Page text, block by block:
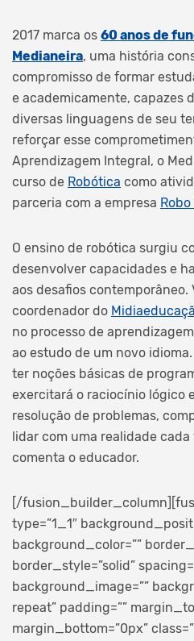
2017 marca os 60 anos de
Medianeira, uma história
compromisso de formar
e academicamente, capazes
diversas linguagens de seu
reforçar esse
Aprendizagem Integral, o
curso de Robótica como
parceria com a empresa
O ensino de robótica surgiu
desenvolver capacidades e
aos desafios contemporâneo.
coordenador do
no processo de
ao estudo de um novo
ter noções básicas de
exercitará o raciocínio lógico
resolução de problemas,
lidar com uma realidade cada
comenta o educador.
[/
type=”1_1″
background_color=””
border_style=”solid”
background_image=””
repeat” padding=””
margin_bottom=”0px”